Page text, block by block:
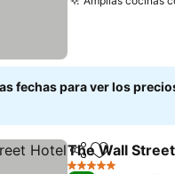
fechas para ver los
CompartirAñadir a
The Wall
5 Estrellas